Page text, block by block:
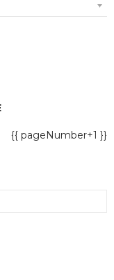
{{ pageNumber+1 }}